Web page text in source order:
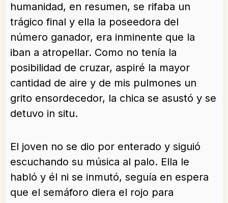
humanidad, en resumen, se rifaba un
trágico final y ella la poseedora del
número ganador, era inminente que la
iban a atropellar. Como no tenía la
posibilidad de cruzar, aspiré la mayor
cantidad de aire y de mis pulmones un
grito ensordecedor, la chica se asustó y se
detuvo in situ.
El joven no se dio por enterado y siguió
escuchando su música al palo. Ella le
habló y él ni se inmutó, seguía en espera
que el semáforo diera el rojo para